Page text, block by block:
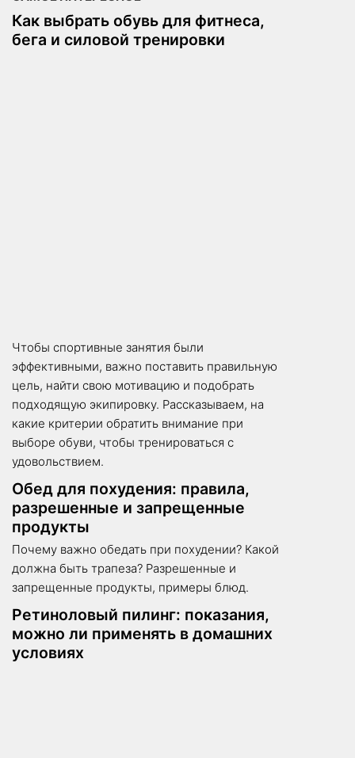
Как выбрать обувь для фитнеса,
бега и силовой тренировки
Чтобы спортивные занятия были
эффективными, важно поставить правильную
цель, найти свою мотивацию и подобрать
подходящую экипировку. Рассказываем, на
какие критерии обратить внимание при
выборе обуви, чтобы тренироваться с
удовольствием.
Обед для похудения: правила,
разрешенные и запрещенные
продукты
Почему важно обедать при похудении? Какой
должна быть трапеза? Разрешенные и
запрещенные продукты, примеры блюд.
Ретиноловый пилинг: показания,
можно ли применять в домашних
условиях